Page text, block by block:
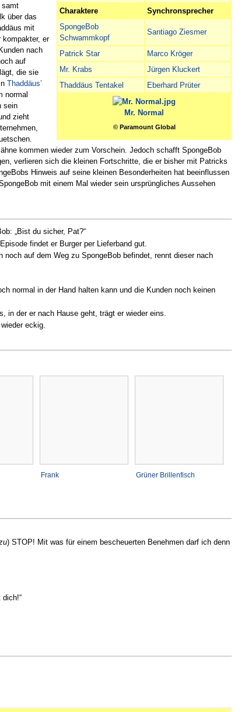
Charaktere
Synchronsprecher
SpongeBob
Schwammkopf
Santiago Ziesmer
Patrick Star
Marco Kröger
Mr. Krabs
Jürgen Kluckert
Thaddäus Tentakel
Eberhard Prüter
Mr. Normal
© Paramount Global
samt
über das
mit
kompakter, er
nach
auf
die sie
Thaddäus’
normal
sein
zieht
kommen wieder zum Vorschein. Jedoch schafft SpongeBob
verlieren sich die kleinen Fortschritte, die er bisher mit Patricks
Hinweis auf seine kleinen Besonderheiten hat beeinflussen
mit einem Mal wieder sein ursprüngliches Aussehen
„Bist du sicher, Pat?“
findet er Burger per Lieferband gut.
auf dem Weg zu SpongeBob befindet, rennt dieser nach
normal in der Hand halten kann und die Kunden noch keinen
in der er nach Hause geht, trägt er wieder eins.
eckig.
Frank Grüner Brillenfisch
) STOP! Mit was für einem bescheuerten Benehmen darf ich denn